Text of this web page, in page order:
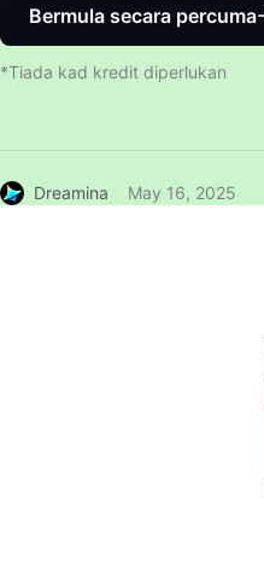
Bermula secara percuma
*Tiada kad kredit diperlukan
Dreamina May 16, 2025